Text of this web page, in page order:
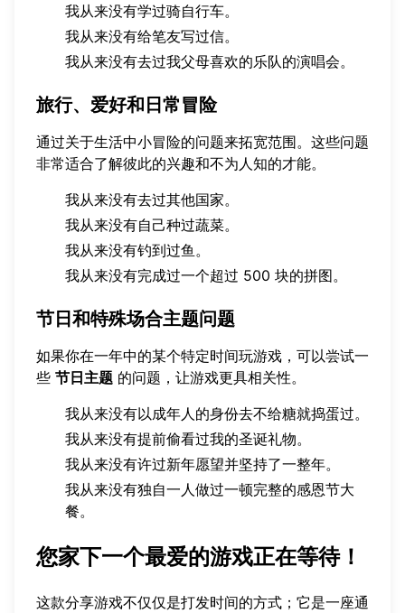
我从来没有学过骑自行车。
我从来没有给笔友写过信。
我从来没有去过我父母喜欢的乐队的演唱会。
旅行、爱好和日常冒险
通过关于生活中小冒险的问题来拓宽范围。这些问题
非常适合了解彼此的兴趣和不为人知的才能。
我从来没有去过其他国家。
我从来没有自己种过蔬菜。
我从来没有钓到过鱼。
我从来没有完成过一个超过 500 块的拼图。
节日和特殊场合主题问题
如果你在一年中的某个特定时间玩游戏，可以尝试一
些 节日主题 的问题，让游戏更具相关性。
我从来没有以成年人的身份去不给糖就捣蛋过。
我从来没有提前偷看过我的圣诞礼物。
我从来没有许过新年愿望并坚持了一整年。
我从来没有独自一人做过一顿完整的感恩节大
餐。
您家下一个最爱的游戏正在等待！
这款分享游戏不仅仅是打发时间的方式；它是一座通